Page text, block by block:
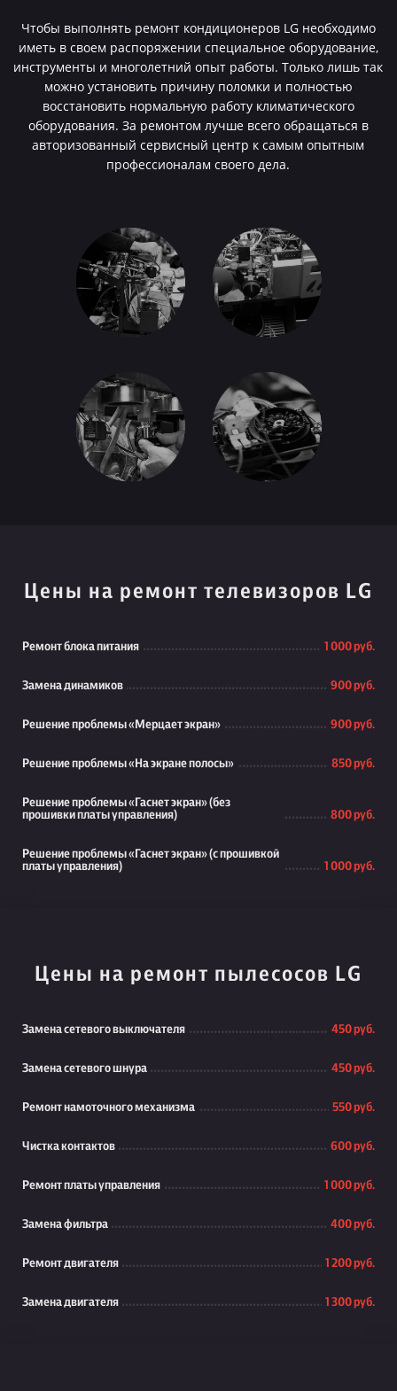
Чтобы выполнять ремонт кондиционеров LG необходимо
иметь в своем распоряжении специальное оборудование,
инструменты и многолетний опыт работы. Только лишь так
можно установить причину поломки и полностью
восстановить нормальную работу климатического
оборудования. За ремонтом лучше всего обращаться в
авторизованный сервисный центр к самым опытным
профессионалам своего дела.
Цены на ремонт телевизоров LG
Ремонт блока питания 1 000 руб.
Замена динамиков 900 руб.
Решение проблемы «Мерцает экран» 900 руб.
Решение проблемы «На экране полосы» 850 руб.
Решение проблемы «Гаснет экран» (без
прошивки платы управления)
800 руб.
Решение проблемы «Гаснет экран» (с прошивкой
платы управления)
1 000 руб.
Цены на ремонт пылесосов LG
Замена сетевого выключателя 450 руб.
Замена сетевого шнура 450 руб.
Ремонт намоточного механизма 550 руб.
Чистка контактов 600 руб.
Ремонт платы управления 1 000 руб.
Замена фильтра 400 руб.
Ремонт двигателя 1 200 руб.
Замена двигателя 1 300 руб.